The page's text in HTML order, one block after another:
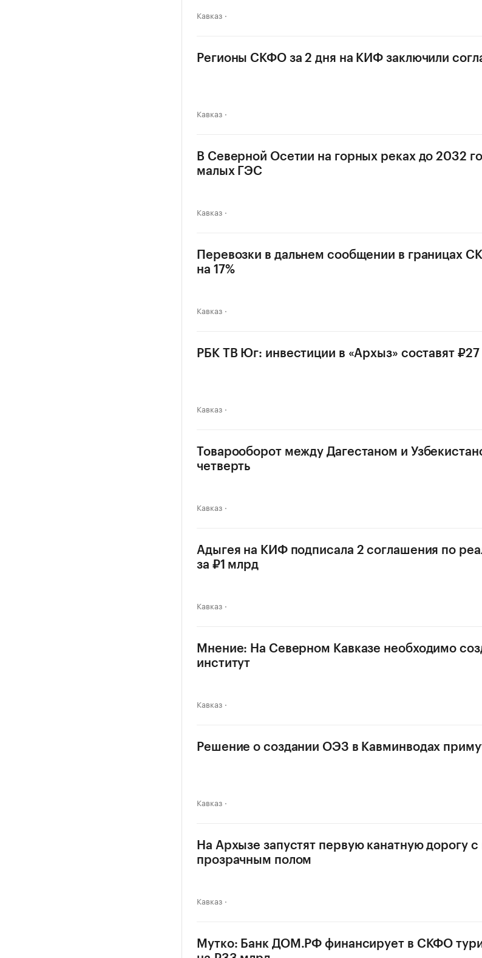
Кавказ
Регионы СКФО за 2 дня на КИФ заключили
Кавказ
В Северной Осетии на горных реках до 2032
малых ГЭС
Кавказ
Перевозки в дальнем сообщении в границах
на 17%
Кавказ
РБК ТВ Юг: инвестиции в «Архыз» составят
Кавказ
Товарооборот между Дагестаном и
четверть
Кавказ
Адыгея на КИФ подписала 2 соглашения по
за ₽1 млрд
Кавказ
Мнение: На Северном Кавказе необходимо
институт
Кавказ
Решение о создании ОЭЗ в Кавминводах
Кавказ
На Архызе запустят первую канатную дорогу
прозрачным полом
Кавказ
Мутко: Банк ДОМ.РФ финансирует в СКФО